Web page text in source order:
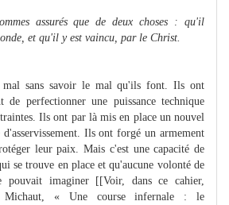
assurés que de deux choses : qu'il
et qu'il y est vaincu, par le Christ.
sans savoir le mal qu'ils font. Ils ont
de perfectionner une puissance technique
Ils ont par là mis en place un nouvel
d'asservissement. Ils ont forgé un armement
leur paix. Mais c'est une capacité de
se trouve en place et qu'aucune volonté de
pouvait imaginer [[Voir, dans ce cahier,
Michaut, « Une course infernale : le